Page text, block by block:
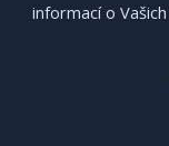
informací o